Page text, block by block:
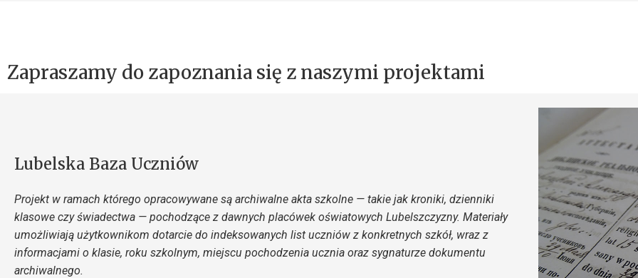
Zapraszamy do zapoznania się z naszymi projektami
Lubelska Baza Uczniów
Projekt w ramach którego opracowywane są archiwalne akta szkolne — takie jak kroniki, dzienniki
klasowe czy świadectwa — pochodzące z dawnych placówek oświatowych Lubelszczyzny. Materiały
umożliwiają użytkownikom dotarcie do indeksowanych list uczniów z konkretnych szkół, wraz z
informacjami o klasie, roku szkolnym, miejscu pochodzenia ucznia oraz sygnaturze dokumentu
archiwalnego.